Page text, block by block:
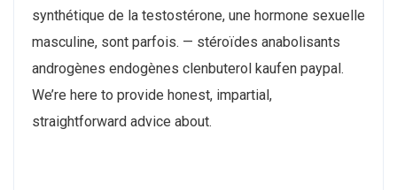
synthétique de la testostérone, une hormone sexuelle
masculine, sont parfois. — stéroïdes anabolisants
androgènes endogènes clenbuterol kaufen paypal.
We’re here to provide honest, impartial,
straightforward advice about.